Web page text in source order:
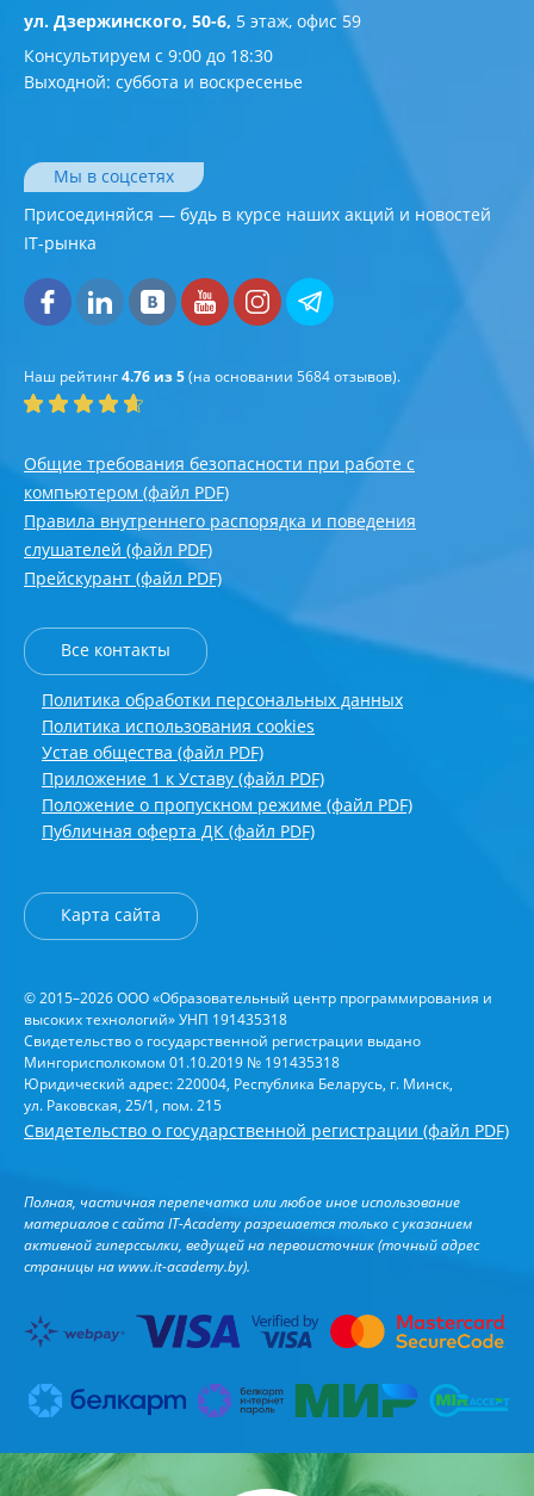
ул. Дзержинского, 50-6, 5 этаж, офис 59
Консультируем с 9:00 до 18:30
Выходной: суббота и воскресенье
Мы в соцсетях
Присоединяйся — будь в курсе наших акций и новостей
IT-рынка
Наш рейтинг4.76 из 5(на основании 5684отзывов).
Общие требования безопасности при работе с
компьютером (файл PDF)
Правила внутреннего распорядка и поведения
слушателей (файл PDF)
Прейскурант (файл PDF)
Все контакты
Политика обработки персональных данных
Политика использования cookies
Устав общества (файл PDF)
Приложение 1 к Уставу (файл PDF)
Положение о пропускном режиме (файл PDF)
Публичная оферта ДК (файл PDF)
Карта сайта
© 2015–2026 ООО «Образовательный центр программирования и
высоких технологий» УНП 191435318
Свидетельство о государственной регистрации выдано
Мингорисполкомом 01.10.2019 № 191435318
Юридический адрес: 220004, Республика Беларусь, г. Минск,
ул. Раковская, 25/1, пом. 215
Свидетельство о государственной регистрации (файл PDF)
Полная, частичная перепечатка или любое иное использование
материалов с сайта IT-Academy разрешается только с указанием
активной гиперссылки, ведущей на первоисточник (точный адрес
страницы наwww.it-academy.by).